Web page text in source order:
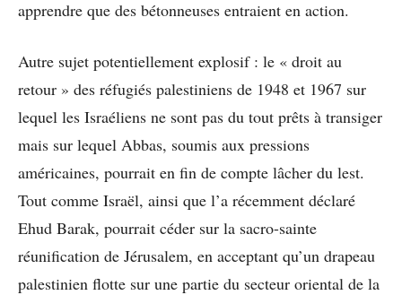
apprendre que des bétonneuses entraient en action.
Autre sujet potentiellement explosif : le « droit au
retour » des réfugiés palestiniens de 1948 et 1967 sur
lequel les Israéliens ne sont pas du tout prêts à transiger
mais sur lequel Abbas, soumis aux pressions
américaines, pourrait en fin de compte lâcher du lest.
Tout comme Israël, ainsi que l’a récemment déclaré
Ehud Barak, pourrait céder sur la sacro-sainte
réunification de Jérusalem, en acceptant qu’un drapeau
palestinien flotte sur une partie du secteur oriental de la